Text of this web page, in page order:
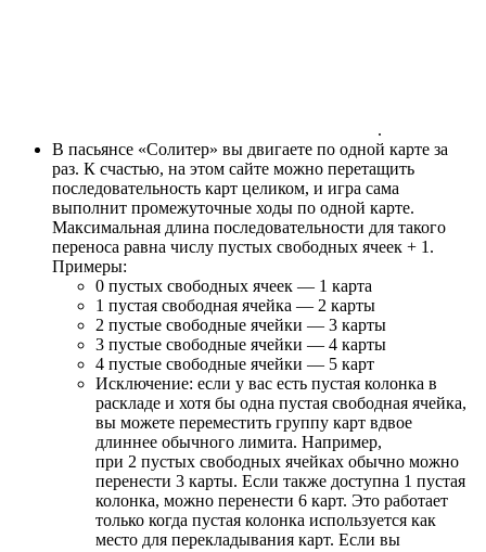
.
В пасьянсе «Солитер» вы двигаете по одной карте за
раз. К счастью, на этом сайте можно перетащить
последовательность карт целиком, и игра сама
выполнит промежуточные ходы по одной карте.
Максимальная длина последовательности для такого
переноса равна числу пустых свободных ячеек + 1.
Примеры:
0 пустых свободных ячеек — 1 карта
1 пустая свободная ячейка — 2 карты
2 пустые свободные ячейки — 3 карты
3 пустые свободные ячейки — 4 карты
4 пустые свободные ячейки — 5 карт
Исключение: если у вас есть пустая колонка в
раскладе и хотя бы одна пустая свободная ячейка,
вы можете переместить группу карт вдвое
длиннее обычного лимита. Например,
при 2 пустых свободных ячейках обычно можно
перенести 3 карты. Если также доступна 1 пустая
колонка, можно перенести 6 карт. Это работает
только когда пустая колонка используется как
место для перекладывания карт. Если вы